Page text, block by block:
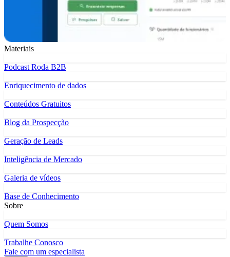
Materiais
Podcast Roda B2B
Enriquecimento de dados
Conteúdos Gratuitos
Blog da Prospecção
Geração de Leads
Inteligência de Mercado
Galeria de vídeos
Base de Conhecimento
Sobre
Quem Somos
Trabalhe Conosco
Fale com um especialista